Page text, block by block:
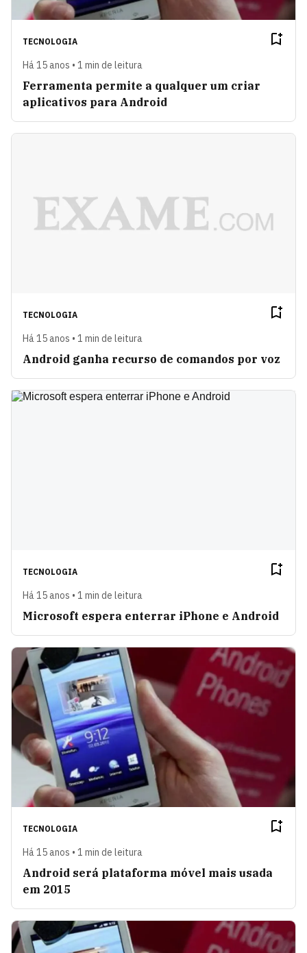
TECNOLOGIA
Há 15 anos • 1 min de leitura
Ferramenta permite a qualquer um criar
aplicativos para Android
TECNOLOGIA
Há 15 anos • 1 min de leitura
Android ganha recurso de comandos por voz
TECNOLOGIA
Há 15 anos • 1 min de leitura
Microsoft espera enterrar iPhone e Android
TECNOLOGIA
Há 15 anos • 1 min de leitura
Android será plataforma móvel mais usada
em 2015